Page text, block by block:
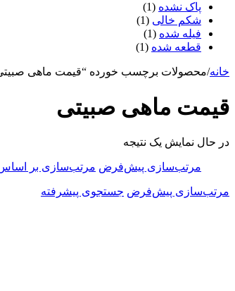
پاک نشده (1)
شکم خالی (1)
فیله شده (1)
قطعه شده (1)
خانه/محصولات برچسب خورده “قیمت ماهی
قیمت ماهی صبیتی
در حال نمایش یک نتیجه
مرتب‌سازی پیش‌فرض مرتب‌سازی بر
مرتب‌سازی پیش‌فرض جستجوی پیشرفته